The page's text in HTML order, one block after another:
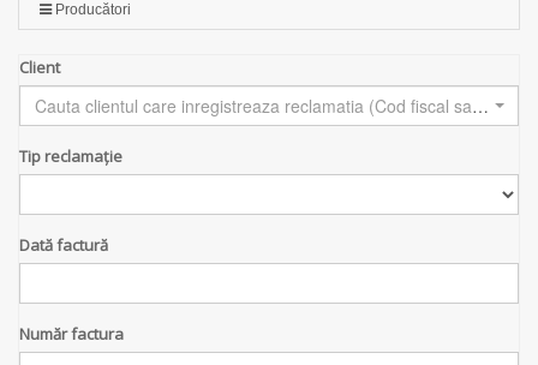
Producători
Client
Cauta clientul care inregistreaza reclamatia (Cod fiscal sau Nume)
Tip reclamație
Dată factură
Număr factura